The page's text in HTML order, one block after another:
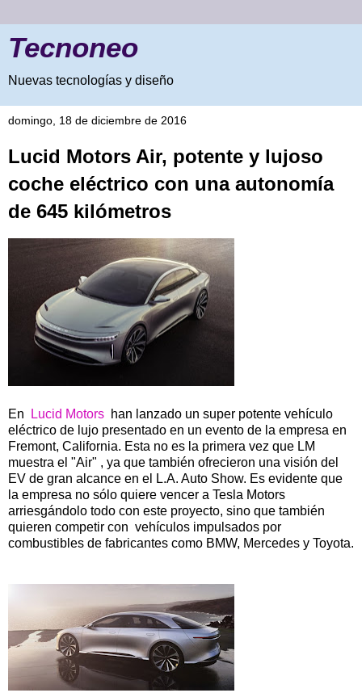
Tecnoneo
Nuevas tecnologías y diseño
domingo, 18 de diciembre de 2016
Lucid Motors Air, potente y lujoso
coche eléctrico con una autonomía
de 645 kilómetros
En Lucid Motors han lanzado un super potente vehículo
eléctrico de lujo presentado en un evento de la empresa en
Fremont, California. Esta no es la primera vez que LM
muestra el "Air" , ya que también ofrecieron una visión del
EV de gran alcance en el L.A. Auto Show. Es evidente que
la empresa no sólo quiere vencer a Tesla Motors
arriesgándolo todo con este proyecto, sino que también
quieren competir con vehículos impulsados por
combustibles de fabricantes como BMW, Mercedes y Toyota.